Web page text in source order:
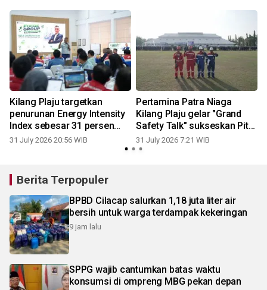
Kilang Plaju targetkan
penurunan Energy Intensity
Index sebesar 31 persen
pada 2036
31 July 2026 20:56 WIB
Pertamina Patra Niaga
Kilang Plaju gelar "Grand
Safety Talk" sukseskan Pit
Stop Tahap II 2026
31 July 2026 7:21 WIB
Berita Terpopuler
BPBD Cilacap salurkan 1,18 juta liter air
bersih untuk warga terdampak kekeringan
9 jam lalu
SPPG wajib cantumkan batas waktu
konsumsi di ompreng MBG pekan depan